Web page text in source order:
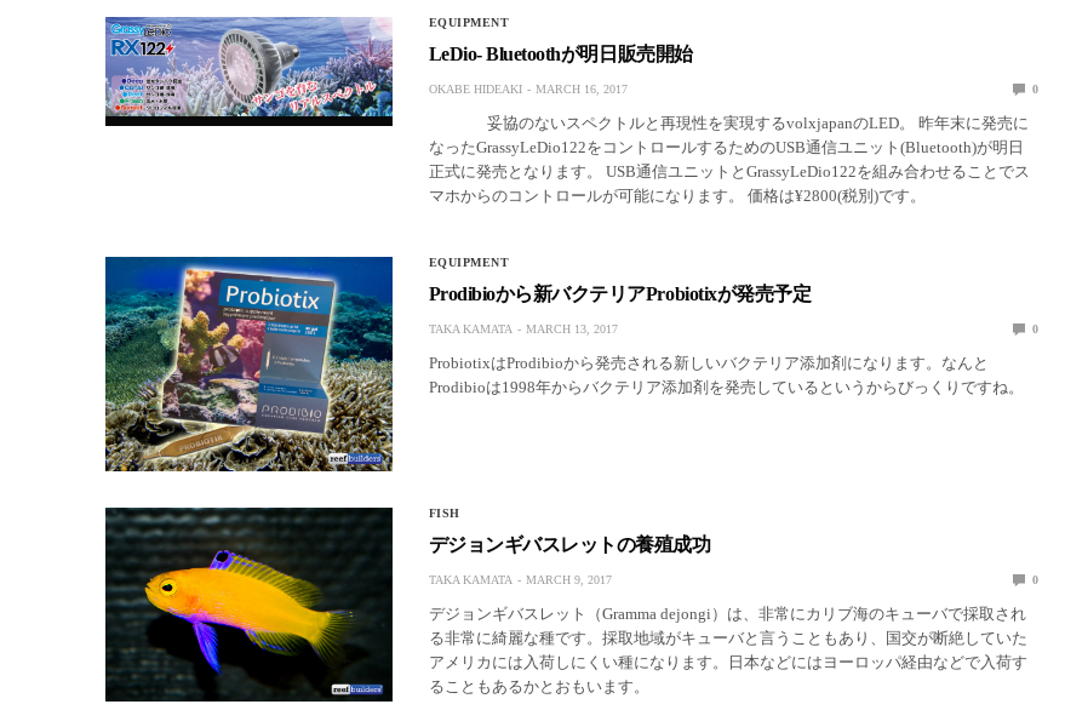
EQUIPMENT
LeDio- Bluetoothが明日販売開始
OKABE HIDEAKI MARCH 16, 2017 0
妥協のないスペクトルと再現性を実現するvolxjapanのLED。 昨年末に発売に
なったGrassyLeDio122をコントロールするためのUSB通信ユニット(Bluetooth)が明日
正式に発売となります。 USB通信ユニットとGrassyLeDio122を組み合わせることでス
マホからのコントロールが可能になります。 価格は¥2800(税別)です。
EQUIPMENT
Prodibioから新バクテリアProbiotixが発売予定
TAKA KAMATA MARCH 13, 2017 0
ProbiotixはProdibioから発売される新しいバクテリア添加剤になります。なんと
Prodibioは1998年からバクテリア添加剤を発売しているというからびっくりですね。
FISH
デジョンギバスレットの養殖成功
TAKA KAMATA MARCH 9, 2017 0
デジョンギバスレット（Gramma dejongi）は、非常にカリブ海のキューバで採取され
る非常に綺麗な種です。採取地域がキューバと言うこともあり、国交が断絶していた
アメリカには入荷しにくい種になります。日本などにはヨーロッパ経由などで入荷す
ることもあるかとおもいます。